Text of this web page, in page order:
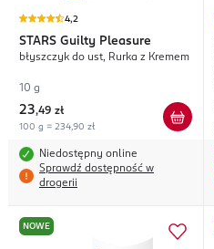
4,2
STARS Guilty Pleasure
błyszczyk do ust, Rurka z Kremem
10 g
23,49 zł
100 g = 234,90 zł
Niedostępny online
Sprawdź dostępność w
drogerii
NOWE